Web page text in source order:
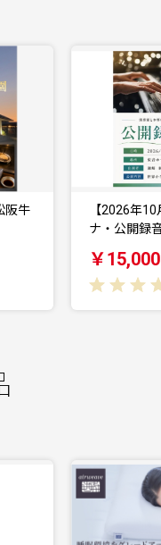
催】ピティ
【
ナ・
￥